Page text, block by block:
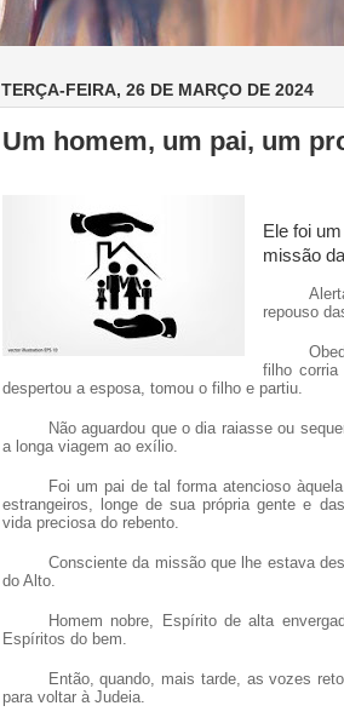
TERÇA-FEIRA, 26 DE MARÇO DE 2024
Um homem, um pai, um
Ele foi
missão
repouso
filho corria
despertou a esposa, tomou o filho e partiu.
Não aguardou que o dia raiasse ou
a longa viagem ao exílio.
Foi um pai de tal forma atencioso
estrangeiros, longe de sua própria gente e
vida preciosa do rebento.
Consciente da missão que lhe estava
do Alto.
Homem nobre, Espírito de alta
Espíritos do bem.
Então, quando, mais tarde, as vozes
para voltar à Judeia.